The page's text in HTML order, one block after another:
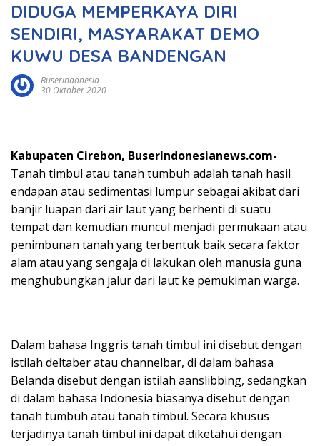
DIDUGA MEMPERKAYA DIRI
SENDIRI, MASYARAKAT DEMO
KUWU DESA BANDENGAN
Buserindonesia
30 Oktober 2020
Kabupaten Cirebon, BuserIndonesianews.com-
Tanah timbul atau tanah tumbuh adalah tanah hasil
endapan atau sedimentasi lumpur sebagai akibat dari
banjir luapan dari air laut yang berhenti di suatu
tempat dan kemudian muncul menjadi permukaan atau
penimbunan tanah yang terbentuk baik secara faktor
alam atau yang sengaja di lakukan oleh manusia guna
menghubungkan jalur dari laut ke pemukiman warga.
Dalam bahasa Inggris tanah timbul ini disebut dengan
istilah deltaber atau channelbar, di dalam bahasa
Belanda disebut dengan istilah aanslibbing, sedangkan
di dalam bahasa Indonesia biasanya disebut dengan
tanah tumbuh atau tanah timbul. Secara khusus
terjadinya tanah timbul ini dapat diketahui dengan